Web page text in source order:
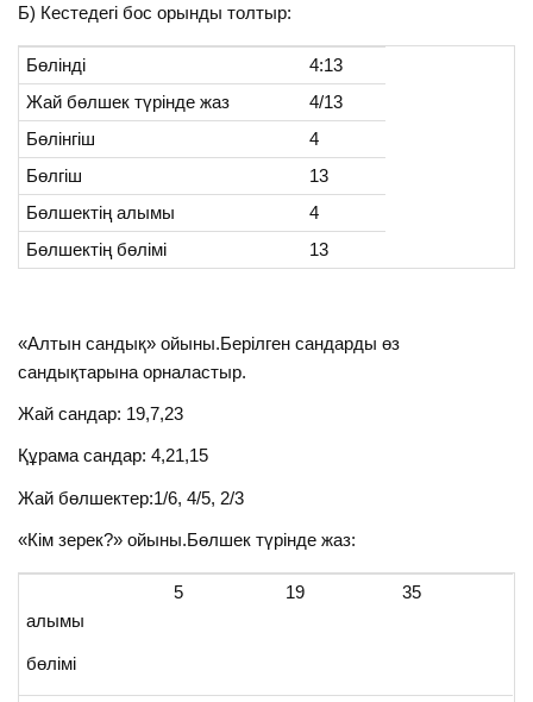
Б) Кестедегі бос орынды толтыр:
Бөлінді
4:13
Жай бөлшек түрінде жаз
4/13
Бөлінгіш
4
Бөлгіш
13
Бөлшектің алымы
4
Бөлшектің бөлімі
13
«Алтын сандық» ойыны.Берілген сандарды өз
сандықтарына орналастыр.
Жай сандар: 19,7,23
Құрама сандар: 4,21,15
Жай бөлшектер:1/6, 4/5, 2/3
«Кім зерек?» ойыны.Бөлшек түрінде жаз:
алымы
бөлімі
5 19 35